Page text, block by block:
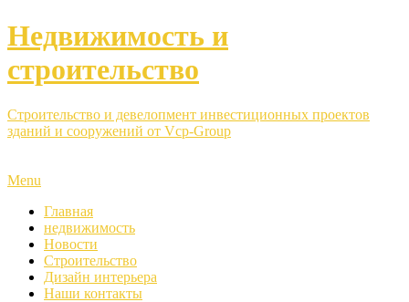
Недвижимость и
строительство
Строительство и девелопмент инвестиционных проектов
зданий и сооружений от Vcp-Group
Menu
Главная
недвижимость
Новости
Строительство
Дизайн интерьера
Наши контакты